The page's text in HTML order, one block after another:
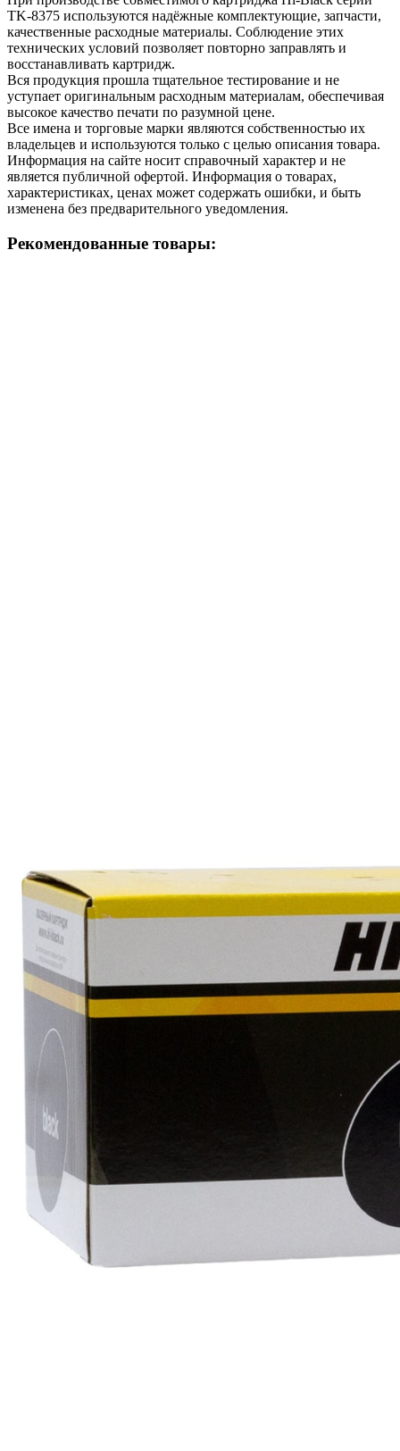
TK-8375 используются надёжные комплектующие, запчасти,
качественные расходные материалы. Соблюдение этих
технических условий позволяет повторно заправлять и
восстанавливать картридж.
Вся продукция прошла тщательное тестирование и не
уступает оригинальным расходным материалам, обеспечивая
высокое качество печати по разумной цене.
Все имена и торговые марки являются собственностью их
владельцев и используются только с целью описания товара.
Информация на сайте носит справочный характер и не
является публичной офертой. Информация о товарах,
характеристиках, ценах может содержать ошибки, и быть
изменена без предварительного уведомления.
Рекомендованные товары: